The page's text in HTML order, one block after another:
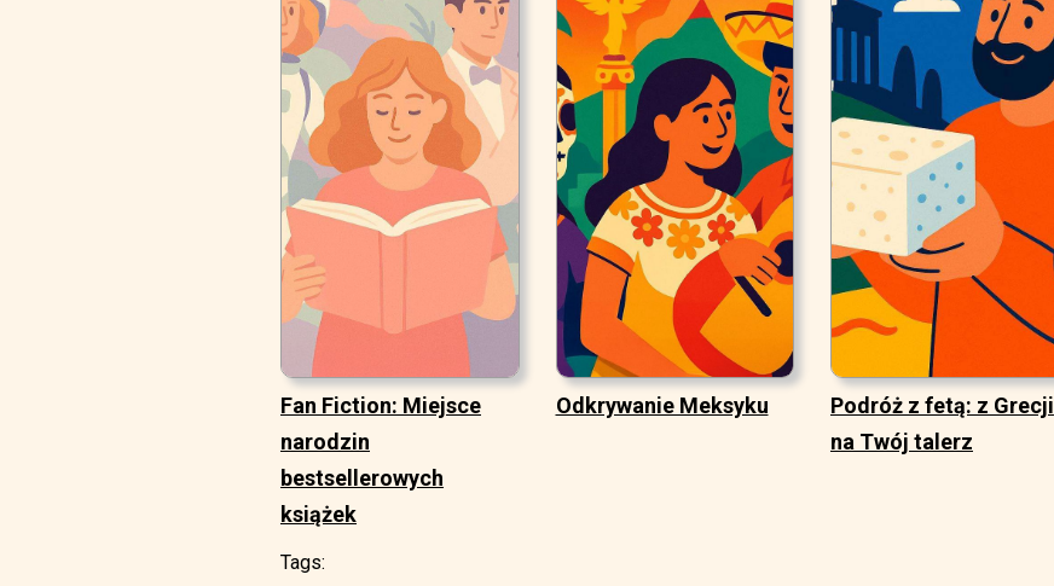
Fan Fiction: Miejsce
narodzin
bestsellerowych
książek
Odkrywanie Meksyku
Podróż z fetą: z Grecji
na Twój talerz
Tags: